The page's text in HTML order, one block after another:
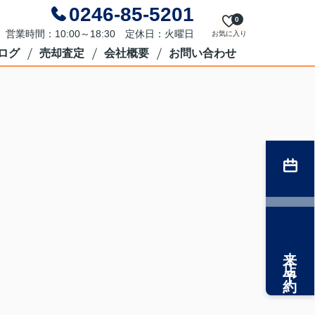
0246-85-5201
営業時間：10:00～18:30 定休日：火曜日 お気に入り
0
グ 売却査定 会社概要 お問い合わせ
来店予約